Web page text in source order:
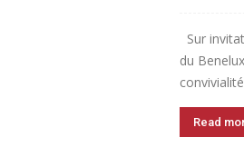
Sur
du
Read